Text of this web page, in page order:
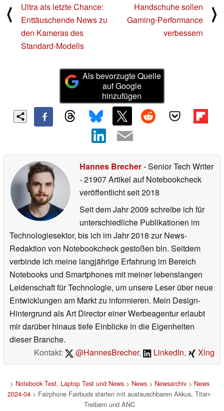
⟨
Ultra als letzte Chance:
Enttäuschende News zu
den Kameras des
Standard-Modells
Handschuhe sollen
Gaming-Performance
verbessern
⟩
Als bevorzugte Quelle
auf Google
hinzufügen
Hannes Brecher- Senior Tech Writer
- 21907 Artikel auf Notebookcheck
veröffentlichtseit 2018
Seit dem Jahr 2009 schreibe ich für
unterschiedliche Publikationen im
Technologiesektor, bis ich im Jahr 2018 zur News-
Redaktion von Notebookcheck gestoßen bin. Seitdem
verbinde ich meine langjährige Erfahrung im Bereich
Notebooks und Smartphones mit meiner lebenslangen
Leidenschaft für Technologie, um unsere Leser über neue
Entwicklungen am Markt zu informieren. Mein Design-
Hintergrund als Art Director einer Werbeagentur erlaubt
mir darüber hinaus tiefe Einblicke in die Eigenheiten
dieser Branche.
Kontakt:
@HannesBrecher, LinkedIn, Xing
> Notebook Test, Laptop Test und News> News> Newsarchiv> News
2024-04 > Fairphone Fairbuds starten mit austauschbaren Akkus, Titan-
Treibern und ANC